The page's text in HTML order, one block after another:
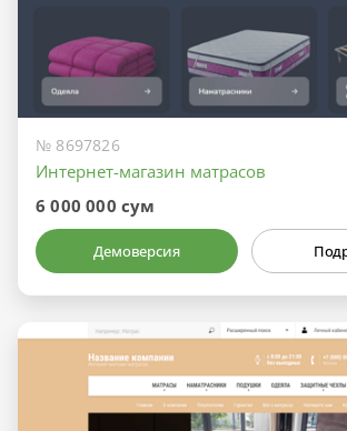
№ 8697826
Интернет-магазин матрасов
6 000 000 сум
Демоверсия